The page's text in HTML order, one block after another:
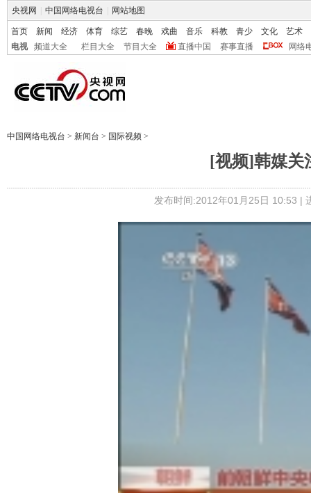
央视网 中国网络电视台 网站地图
首页 新闻 经济 体育 综艺 春晚 戏曲 音乐 科教 青少 文化
艺术
电视
频道大全 栏目大全 节目大全 直播中国 赛事直播 网络
中国网络电视台 > 新闻台 > 国际视频 >
[视频]韩媒关
发布时间:2012年01月25日 10:53 |